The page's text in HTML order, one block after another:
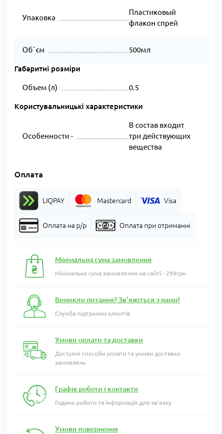
Упаковка
Пластиковый
флакон спрей
Об`єм 500мл
Габаритні розміри
Объем (л) 0.5
Користувальницькі характеристики
Особенности -
В состав входит
три действующих
вещества
Оплата
LIQPAY Mastercard Visa
Оплата на р/р Оплата при отриманні
Мінімальна сума замовлення
Мінімальна сума замовлення на сайті - 299грн
Виникли питання? Зв'яжіться з нами!
Служба підтримки клієнтів
Умови оплати та доставки
Доступні способи оплати та умови доставки
замовлень
Графік роботи і контакти
Години роботи та інформація для зв'язку
Умови повернення